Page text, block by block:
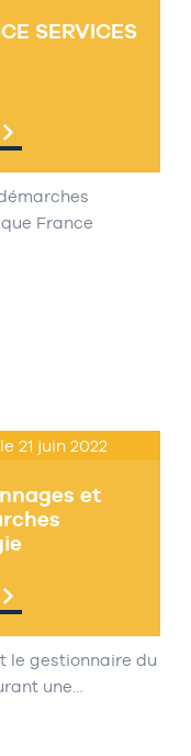
SERVICES
France
et
21 juin 2022
le gestionnaire du
une…